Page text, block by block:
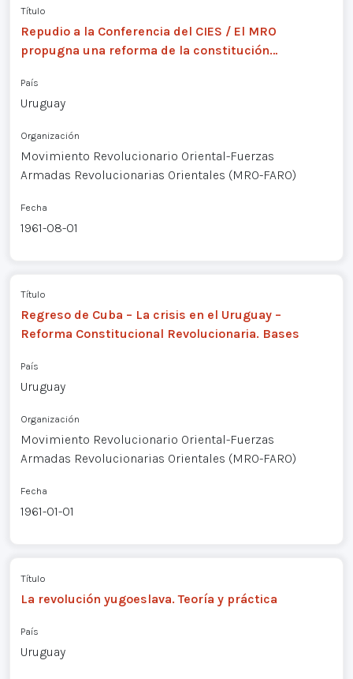
Título
Repudio a la Conferencia del CIES / El MRO
propugna una reforma de la constitución…
País
Uruguay
Organización
Movimiento Revolucionario Oriental-Fuerzas
Armadas Revolucionarias Orientales (MRO-FARO)
Fecha
1961-08-01
Título
Regreso de Cuba – La crisis en el Uruguay –
Reforma Constitucional Revolucionaria. Bases
País
Uruguay
Organización
Movimiento Revolucionario Oriental-Fuerzas
Armadas Revolucionarias Orientales (MRO-FARO)
Fecha
1961-01-01
Título
La revolución yugoeslava. Teoría y práctica
País
Uruguay